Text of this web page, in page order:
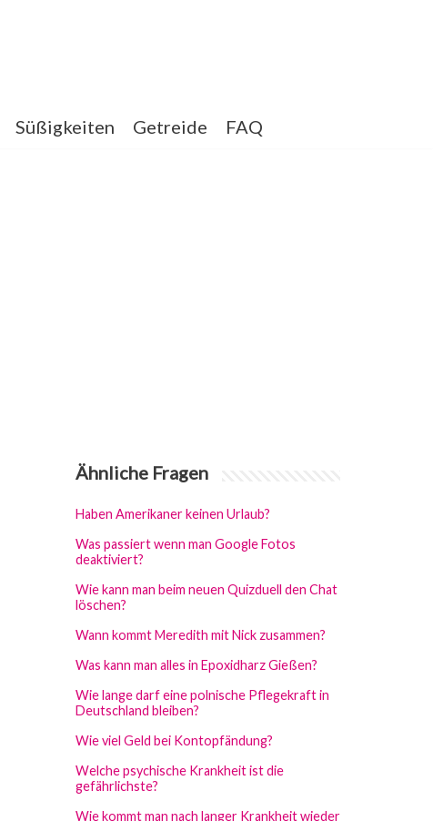
Süßigkeiten Getreide FAQ
Ähnliche Fragen
Haben Amerikaner keinen Urlaub?
Was passiert wenn man Google Fotos
deaktiviert?
Wie kann man beim neuen Quizduell den Chat
löschen?
Wann kommt Meredith mit Nick zusammen?
Was kann man alles in Epoxidharz Gießen?
Wie lange darf eine polnische Pflegekraft in
Deutschland bleiben?
Wie viel Geld bei Kontopfändung?
Welche psychische Krankheit ist die
gefährlichste?
Wie kommt man nach langer Krankheit wieder